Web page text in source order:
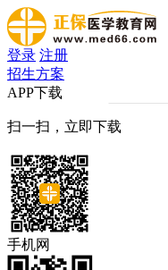
登录 注册
招生方案
APP下载
扫一扫，立即下载
手机网